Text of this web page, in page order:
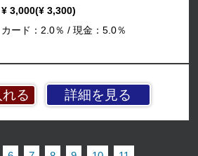
詳細を見る
¥ 3,000(¥ 3,300)
カード：2.0％ / 現金：5.0％